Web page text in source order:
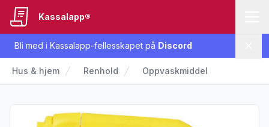
Bli med i Kassalapp-fellesskapet på Discord
Kassalapp®
Hus & hjem Renhold Oppvaskmiddel